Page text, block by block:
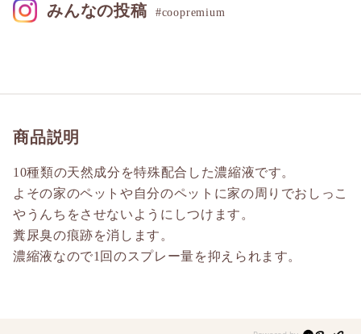
商品説明
10種類の天然成分を特殊配合した濃縮液です。
よその家のペットや自分のペットに家の周りでおしっこ
やうんちをさせないようにしつけます。
糞尿臭の痕跡を消します。
濃縮液なので1回のスプレー量を抑えられます。
みんなの投稿 #coopremium